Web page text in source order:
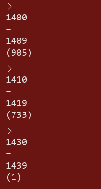
1400
–
1409
(905)
1410
–
1419
(733)
1430
–
1439
(1)